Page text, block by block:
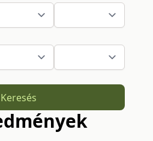
Keresés